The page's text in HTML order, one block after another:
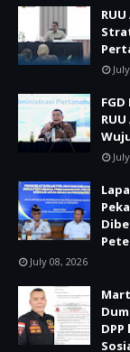
July 08, 2026